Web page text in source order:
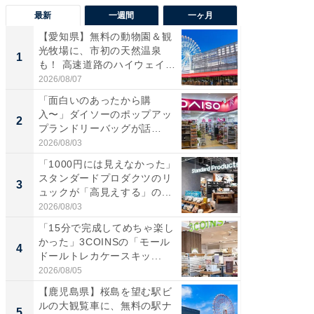
最新 一週間 一ヶ月
1
【愛知県】無料の動物園＆観
光牧場に、市初の天然温泉
も！ 高速道路のハイウェイオ
ア...
2026/08/07
2
「面白いのあったから購
入〜」ダイソーのポップアッ
プランドリーバッグが話
題。“さま...
2026/08/03
3
「1000円には見えなかった」
スタンダードプロダクツのリ
ュックが「高見えする」の...
2026/08/03
4
「15分で完成してめちゃ楽し
かった」3COINSの「モール
ドールトレカケースキッ...
2026/08/05
【鹿児島県】桜島を望む駅ビ
ルの大観覧車に、無料の駅ナ